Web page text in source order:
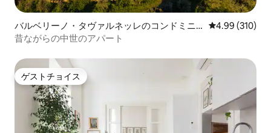
バルベリーノ・タヴァルネッレのコンドミニ
アム
レビュー310
4.99 (310)
昔ながらの中世のアパート
ゲストチョイス
ゲストチョイス